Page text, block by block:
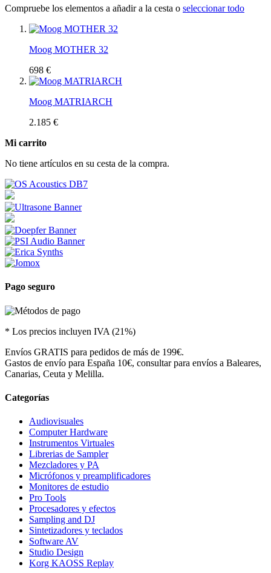
Compruebe los elementos a añadir a la cesta o seleccionar todo
Moog MOTHER 32
698 €
Moog MATRIARCH
2.185 €
Mi carrito
No tiene artículos en su cesta de la compra.
Pago seguro
* Los precios incluyen IVA (21%)
Envíos GRATIS para pedidos de más de 199€.
Gastos de envío para España 10€, consultar para envíos a Baleares,
Canarias, Ceuta y Melilla.
Categorías
Audiovisuales
Computer Hardware
Instrumentos Virtuales
Librerias de Sampler
Mezcladores y PA
Micrófonos y preamplificadores
Monitores de estudio
Pro Tools
Procesadores y efectos
Sampling and DJ
Sintetizadores y teclados
Software AV
Studio Design
Korg KAOSS Replay